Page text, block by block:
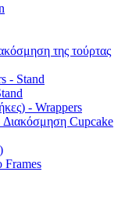
της τούρτας
- Stand
- Wrappers
Cupcake
Frames